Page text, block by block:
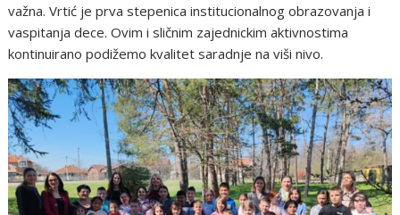
važna. Vrtić je prva stepenica institucionalnog obrazovanja i
vaspitanja dece. Ovim i sličnim zajednickim aktivnostima
kontinuirano podižemo kvalitet saradnje na viši nivo.